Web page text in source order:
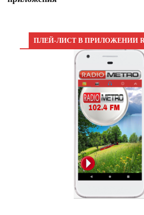
ПЛЕЙ-ЛИСТ В ПРИЛОЖЕНИИ